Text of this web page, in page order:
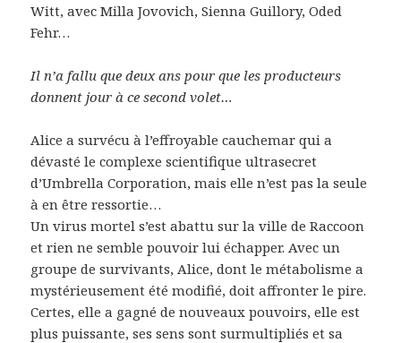
Witt, avec Milla Jovovich, Sienna Guillory, Oded
Fehr…
Il n’a fallu que deux ans pour que les producteurs
donnent jour à ce second volet…
Alice a survécu à l’effroyable cauchemar qui a
dévasté le complexe scientifique ultrasecret
d’Umbrella Corporation, mais elle n’est pas la seule
à en être ressortie…
Un virus mortel s’est abattu sur la ville de Raccoon
et rien ne semble pouvoir lui échapper. Avec un
groupe de survivants, Alice, dont le métabolisme a
mystérieusement été modifié, doit affronter le pire.
Certes, elle a gagné de nouveaux pouvoirs, elle est
plus puissante, ses sens sont surmultipliés et sa